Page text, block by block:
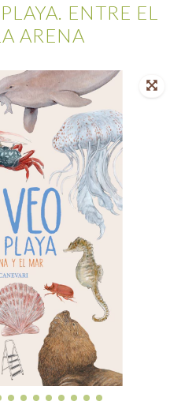
ENTRE EL
ARENA